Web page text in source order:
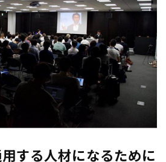
する人材になるために